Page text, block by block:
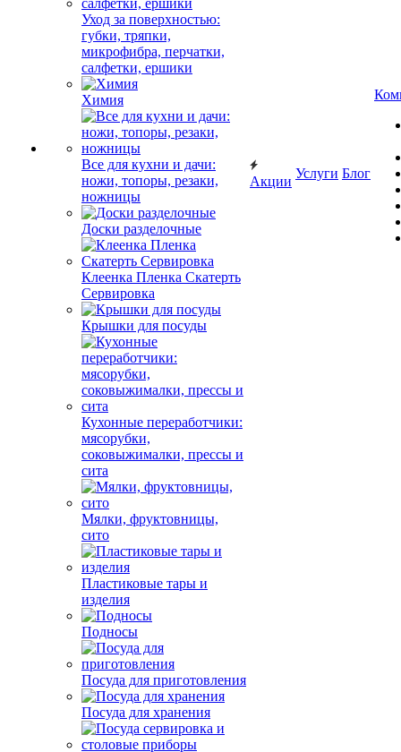
Уход за поверхностью:
губки, тряпки,
микрофибра, перчатки,
салфетки, ершики
Химия
Все для кухни и дачи:
ножи, топоры, резаки,
ножницы
Доски разделочные
Клеенка Пленка Скатерть
Сервировка
Крышки для посуды
Кухонные переработчики:
мясорубки,
соковыжималки, прессы и
сита
Мялки, фруктовницы,
сито
Пластиковые тары и
изделия
Подносы
Посуда для приготовления
Посуда для хранения
Акции
Услуги Блог